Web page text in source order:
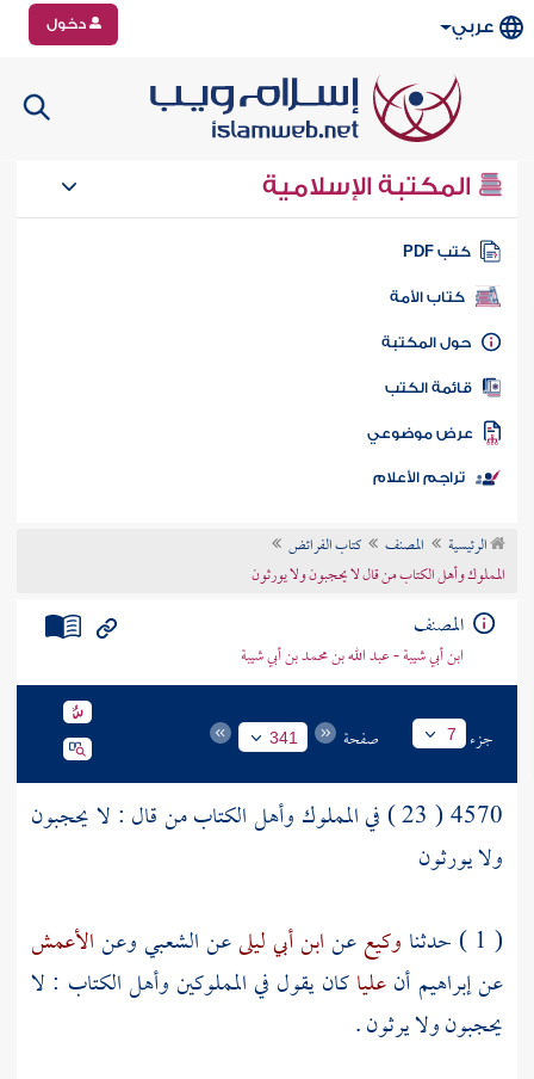
عربي دخول
المكتبة الإسلامية
كتب PDF
كتاب الأمة
المكتبة
الكتب
موضوعي
تراجم الأعلام
الرئيسية المصنف
كتاب الفرائض
المملوك وأهل الكتاب من قال لا يحجبون ولا يورثون
المصنف
ابن أبي شيبة - عبد الله بن محمد بن أبي شيبة
جزء 7 صفحة 341
4570 ( 23 ) في المملوك وأهل الكتاب من قال : لا يحجبون
ولا يورثون
( 1 ) حدثنا
وكيععنابن أبي ليلىعنالشعبيوعنالأعمش
عنإبراهيم أنعلياكان يقول في المملوكينوأهل الكتاب : لا
يحجبون ولا يرثون .